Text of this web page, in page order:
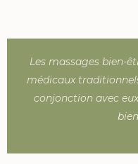
Les massages bien-
médicaux
conjonction avec